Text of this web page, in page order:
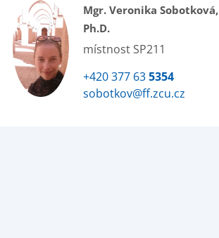
Mgr. Veronika Sobotková,
Ph.D.
místnost SP211
+420 377 635354
sobotkov@ff.zcu.cz